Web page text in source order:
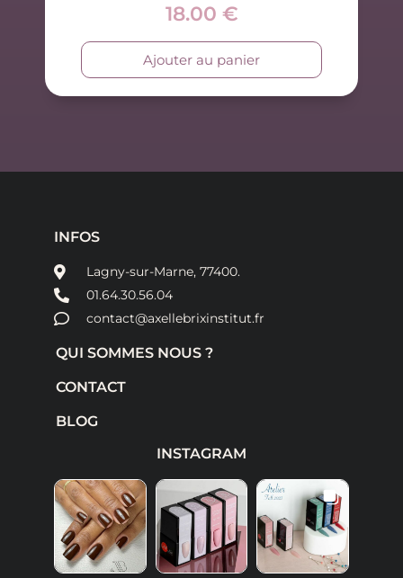
18.00 €
Ajouter au panier
INFOS
Lagny-sur-Marne, 77400.
01.64.30.56.04
contact@axellebrixinstitut.fr
QUI SOMMES NOUS ?
CONTACT
BLOG
INSTAGRAM